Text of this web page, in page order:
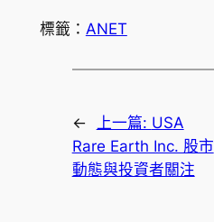
標籤： ANET
← 上一篇: USA
Rare Earth Inc. 股市
動態與投資者關注